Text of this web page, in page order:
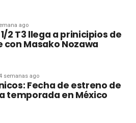
ago
2 T3 llega a prinicipios de
con Masako Nozawa
semanas ago
Fecha de estreno de
temporada en México